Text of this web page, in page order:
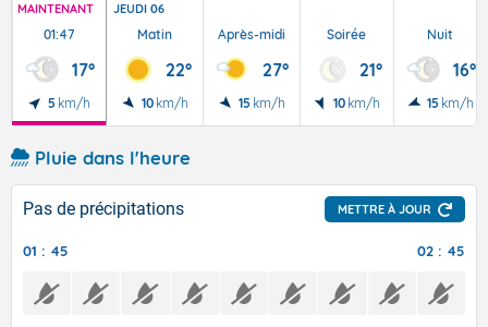
MAINTENANT
01:47
17°
5 km/h
JEUDI 06
Matin
22°
10 km/h
Après-midi
27°
15 km/h
Soirée
21°
10 km/h
Nuit
16°
15 km/h
Pluie dans l'heure
Pas de précipitations METTRE À JOUR
01 : 45 02 : 45